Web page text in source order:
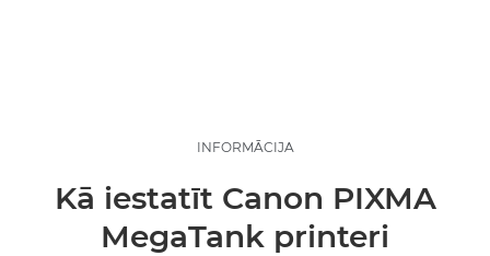
INFORMĀCIJA
Kā iestatīt Canon PIXMA
MegaTank printeri